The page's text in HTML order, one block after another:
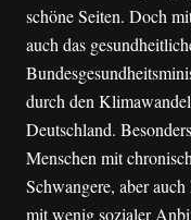
schöne Seiten. Doch
auch das
durch den
Deutschland.
Menschen mit
Schwangere, aber
mit wenig sozialer